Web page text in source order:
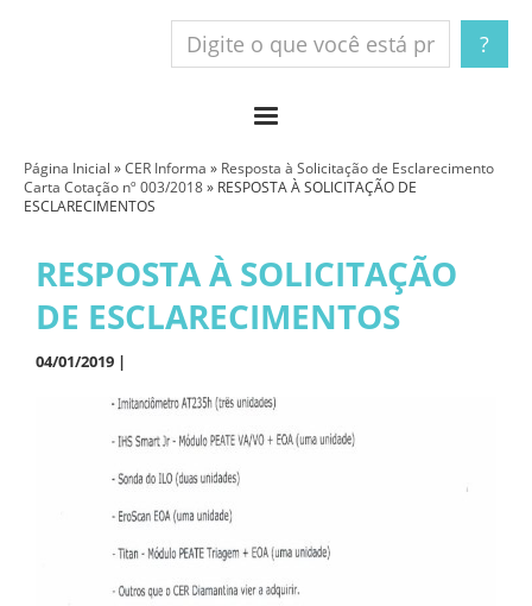
Página Inicial »CER Informa » Resposta à Solicitação de Esclarecimento
Carta Cotação nº 003/2018» RESPOSTA À SOLICITAÇÃO DE
ESCLARECIMENTOS
RESPOSTA À SOLICITAÇÃO
DE ESCLARECIMENTOS
04/01/2019 |